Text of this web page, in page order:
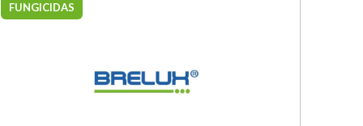
FUNGICIDAS